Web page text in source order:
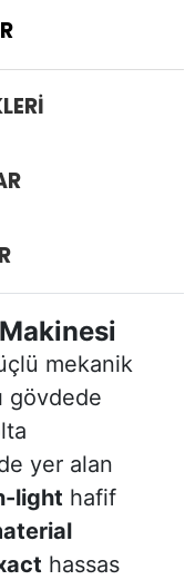
mekanik
gövdede
yer alan
light hafif
hassas